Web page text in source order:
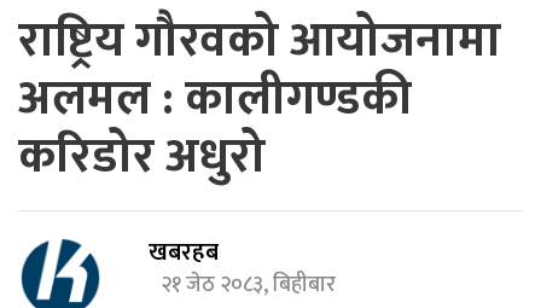
राष्ट्रिय गौरवको आयोजनामा
अलमल : कालीगण्डकी
करिडोर अधुरो
खबरहब
२१ जेठ २०८३, बिहीबार